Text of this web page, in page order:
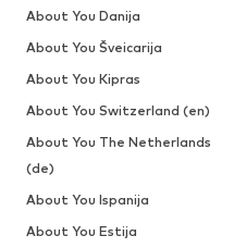
About You Danija
About You Šveicarija
About You Kipras
About You Switzerland (en)
About You The Netherlands
(de)
About You Ispanija
About You Estija